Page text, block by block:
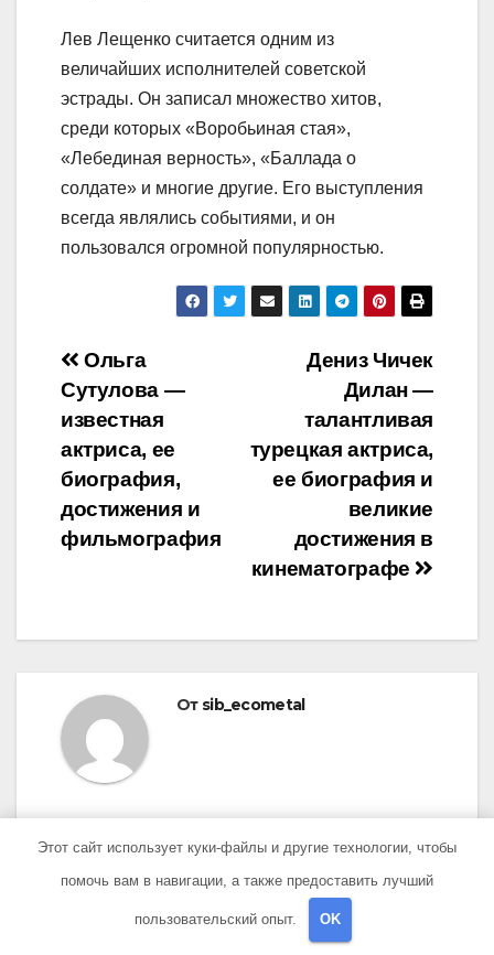
Лев Лещенко считается одним из
величайших исполнителей советской
эстрады. Он записал множество хитов,
среди которых «Воробьиная стая»,
«Лебединая верность», «Баллада о
солдате» и многие другие. Его выступления
всегда являлись событиями, и он
пользовался огромной популярностью.
Навигация
по
записям
Дениз Чичек
Дилан —
талантливая
турецкая актриса,
ее биография и
великие
достижения в
кинематографе
Ольга
Сутулова —
известная
актриса, ее
биография,
достижения и
фильмография
От sib_ecometal
ПОХОЖАЯ ЗАПИСЬ
Этот сайт использует куки-файлы и другие технологии, чтобы
помочь вам в навигации, а также предоставить лучший
пользовательский опыт. OK